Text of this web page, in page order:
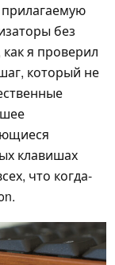
без
я проверил
который не
клавишах
что когда-